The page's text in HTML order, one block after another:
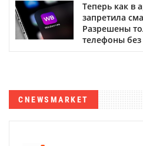
Теперь как в
запретила
Разрешены
телефоны
CNEWSMARKET